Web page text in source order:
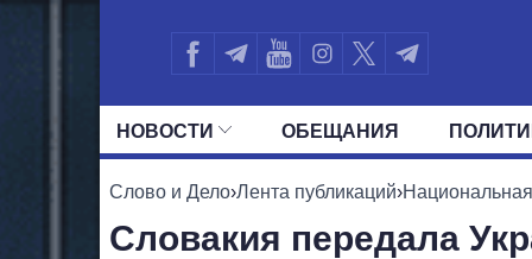
НОВОСТИ ОБЕЩАНИЯ
ВСЕ ПОЛИТИКИ ПРЕЗИДЕНТ И
Слово и Дело›Лента публикаций›
Словакия передала